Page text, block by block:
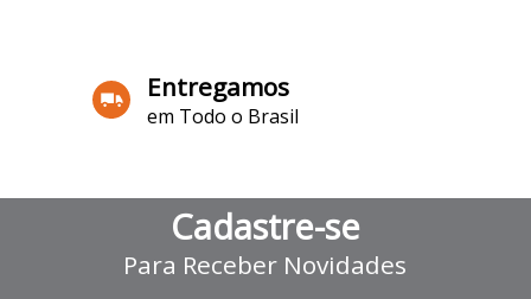
Entregamos
em Todo o Brasil
Cadastre-se
Para Receber Novidades